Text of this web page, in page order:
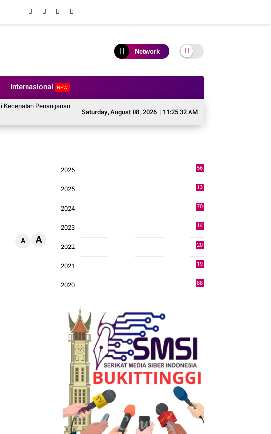
Network
Internasional NEW
Saturday,August 08,2026 | 11:25 33 AM
Penanganan Pascabencana Sektor Pertanian Kabupaten Solok, Alokasi Bantuan Irigasi Naik
A A
2026
56
2025
13
2024
70
2023
14
2022
20
2021
19
2020
88